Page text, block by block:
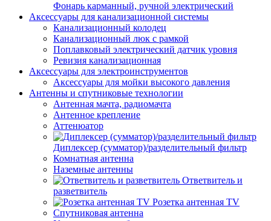
Фонарь карманный, ручной электрический
Аксессуары для канализационной системы
Канализационный колодец
Канализационный люк с рамкой
Поплавковый электрический датчик уровня
Ревизия канализационная
Аксессуары для электроинструментов
Аксессуары для мойки высокого давления
Антенны и спутниковые технологии
Антенная мачта, радиомачта
Антенное крепление
Аттенюатор
Диплексер (сумматор)/разделительный фильтр
Комнатная антенна
Наземные антенны
Ответвитель и
разветвитель
Розетка антенная TV
Спутниковая антенна